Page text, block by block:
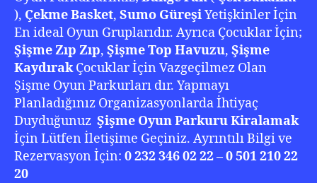
), Çekme Basket, Sumo GüreşiYetişkinler İçin
En ideal Oyun Gruplarıdır. Ayrıca Çocuklar İçin;
Şişme Zıp Zıp, Şişme Top Havuzu, Şişme
KaydırakÇocuklar İçin Vazgeçilmez Olan
Şişme Oyun Parkurları dır. Yapmayı
Planladığınız Organizasyonlarda İhtiyaç
Duyduğunuz Şişme Oyun Parkuru Kiralamak
İçin Lütfen İletişime Geçiniz. Ayrıntılı Bilgi ve
Rezervasyon İçin: 0 232 346 02 22 – 0 501 210 22
20